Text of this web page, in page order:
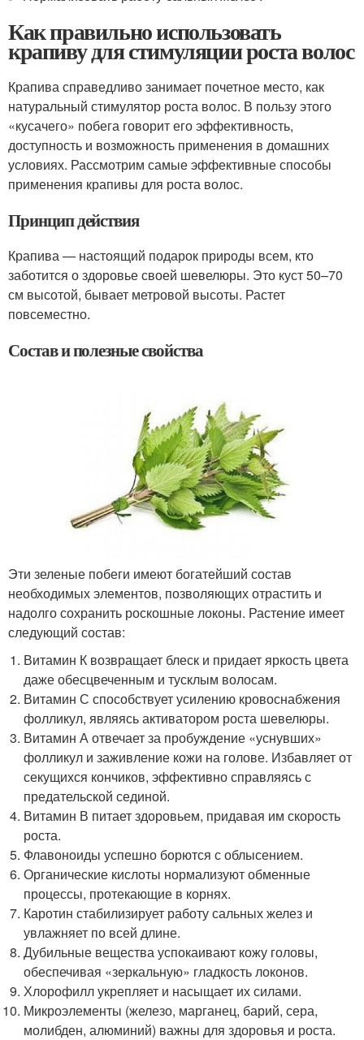
Как правильно использовать
крапиву для стимуляции роста волос
Крапива справедливо занимает почетное место, как
натуральный стимулятор роста волос. В пользу этого
«кусачего» побега говорит его эффективность,
доступность и возможность применения в домашних
условиях. Рассмотрим самые эффективные способы
применения крапивы для роста волос.
Принцип действия
Крапива — настоящий подарок природы всем, кто
заботится о здоровье своей шевелюры. Это куст 50–70
см высотой, бывает метровой высоты. Растет
повсеместно.
Состав и полезные свойства
Эти зеленые побеги имеют богатейший состав
необходимых элементов, позволяющих отрастить и
надолго сохранить роскошные локоны. Растение имеет
следующий состав:
Витамин К возвращает блеск и придает яркость цвета
даже обесцвеченным и тусклым волосам.
Витамин С способствует усилению кровоснабжения
фолликул, являясь активатором роста шевелюры.
Витамин А отвечает за пробуждение «уснувших»
фолликул и заживление кожи на голове. Избавляет от
секущихся кончиков, эффективно справляясь с
предательской сединой.
Витамин В питает здоровьем, придавая им скорость
роста.
Флавоноиды успешно борются с облысением.
Органические кислоты нормализуют обменные
процессы, протекающие в корнях.
Каротин стабилизирует работу сальных желез и
увлажняет по всей длине.
Дубильные вещества успокаивают кожу головы,
обеспечивая «зеркальную» гладкость локонов.
Хлорофилл укрепляет и насыщает их силами.
Микроэлементы (железо, марганец, барий, сера,
молибден, алюминий) важны для здоровья и роста.